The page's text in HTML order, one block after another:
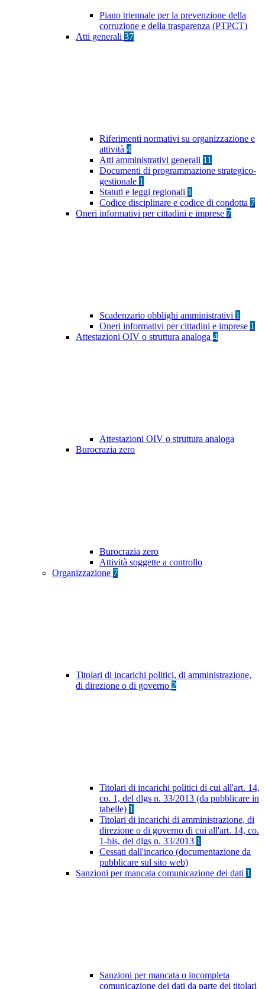
Piano triennale per la prevenzione della
corruzione e della trasparenza (PTPCT)
Atti generali 37
Riferimenti normativi su organizzazione e
attività 4
Atti amministrativi generali 11
Documenti di programmazione strategico-
gestionale 1
Statuti e leggi regionali 1
Codice disciplinare e codice di condotta 7
Oneri informativi per cittadini e imprese 7
Scadenzario obblighi amministrativi 1
Oneri informativi per cittadini e imprese 1
Attestazioni OIV o struttura analoga 4
Attestazioni OIV o struttura analoga
Burocrazia zero
Burocrazia zero
Attività soggette a controllo
Organizzazione 7
Titolari di incarichi politici, di amministrazione,
di direzione o di governo 2
Titolari di incarichi politici di cui all'art. 14,
co. 1, del dlgs n. 33/2013 (da pubblicare in
tabelle) 1
Titolari di incarichi di amministrazione, di
direzione o di governo di cui all'art. 14, co.
1-bis, del dlgs n. 33/2013 1
Cessati dall'incarico (documentazione da
pubblicare sul sito web)
Sanzioni per mancata comunicazione dei dati 1
Sanzioni per mancata o incompleta
comunicazione dei dati da parte dei titolari